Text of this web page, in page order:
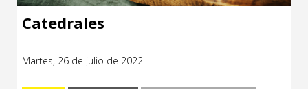
Catedrales
Martes, 26 de julio de 2022.